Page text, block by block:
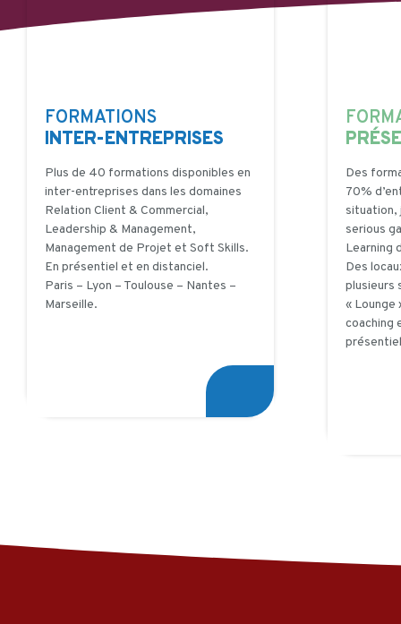
FORMATIONS
INTER-ENTREPRISES
Plus de 40 formations disponibles en
inter-entreprises dans les domaines
Relation Client & Commercial,
Leadership & Management,
Management de Projet et Soft Skills.
En présentiel et en distanciel.
Paris – Lyon – Toulouse – Nantes –
Marseille.
Des
70%
situation,
serious
Learning
Des
plusieurs
« Lounge
coaching